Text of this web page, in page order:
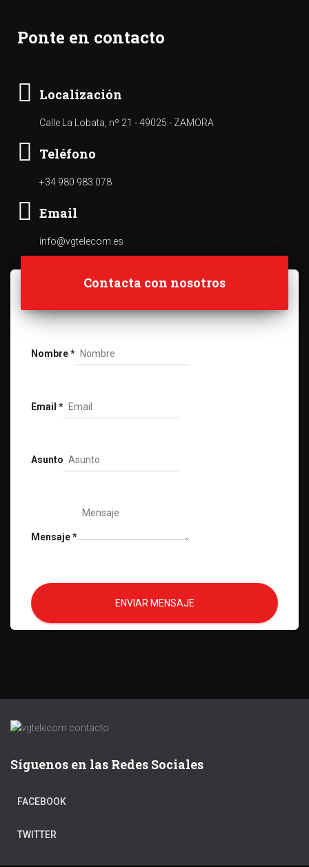
Ponte en contacto
Localización
Calle La Lobata, nº 21 - 49025 - ZAMORA
Teléfono
+34 980 983 078
Email
info@vgtelecom.es
Contacta con nosotros
Nombre*
Email *
Asunto
Mensaje*
ENVIAR MENSAJE
Síguenos en las Redes Sociales
FACEBOOK
TWITTER